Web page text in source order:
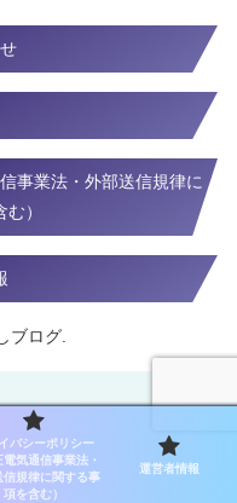
事業法・外部送信規律に
）
ブログ.
バシーポリシー
電気通信事業法・
信規律に関する事
項を含む）
運営者情報